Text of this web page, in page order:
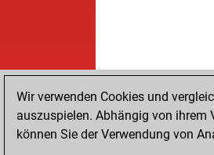
Wir verwenden Cookies und
auszuspielen. Abhängig von ihrem
können Sie der Verwendung von